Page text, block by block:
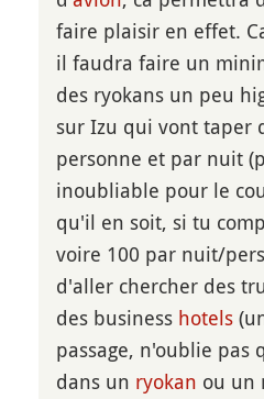
faire plaisir en effet.
il faudra faire un
des ryokans un peu
sur Izu qui vont taper
personne et par nuit
inoubliable pour le
qu'il en soit, si tu
voire 100 par nuit/
d'aller chercher des
des business hotels
passage, n'oublie pas
dans un ryokan ou un